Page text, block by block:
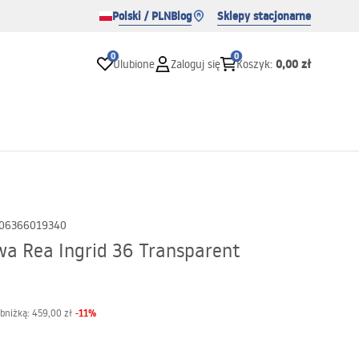
Polski / PLNBlog Sklepy stacjonarne
0
Ulubione Zaloguj się
0
Koszyk: 0,00 zł
Rea Ingrid 36 Transparent
459,00 zł -11%